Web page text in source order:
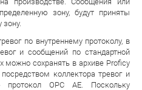
зону, будут приняты
зону.
по внутреннему протоколу, в
и сообщений по стандартной
можно сохранять в архиве Proficy
коллектора тревог и
протокол OPC AE. Поскольку